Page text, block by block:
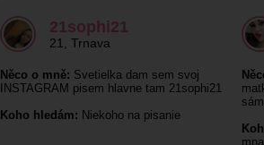
21sophi21
21 Trnava
Něco o mně: Svetielka dam sem svoj
INSTAGRAM pisem hlavne tam 21sophi21
Koho hledám: Niekoho na pisanie